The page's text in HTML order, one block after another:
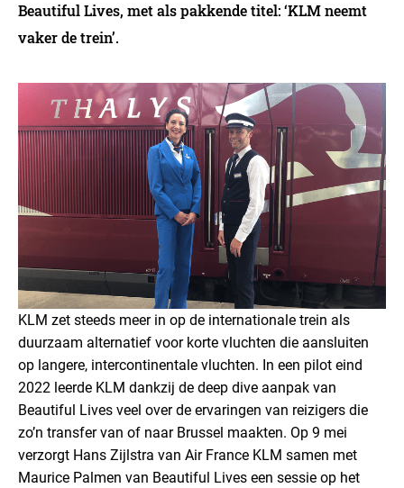
Beautiful Lives, met als pakkende titel: ‘KLM neemt
vaker de trein’.
KLM zet steeds meer in op de internationale trein als
duurzaam alternatief voor korte vluchten die aansluiten
op langere, intercontinentale vluchten. In een pilot eind
2022 leerde KLM dankzij de deep dive aanpak van
Beautiful Lives veel over de ervaringen van reizigers die
zo’n transfer van of naar Brussel maakten. Op 9 mei
verzorgt Hans Zijlstra van Air France KLM samen met
Maurice Palmen van Beautiful Lives een sessie op het